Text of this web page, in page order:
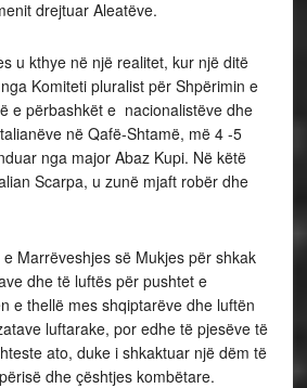
drejtuar Aleatëve.
u kthye në një realitet, kur një ditë
Komiteti pluralist për Shpërimin e
e përbashkët e nacionalistëve dhe
në Qafë-Shtamë, më 4 -5
nga major Abaz Kupi. Në këtë
Scarpa, u zunë mjaft robër dhe
Marrëveshjes së Mukjes për shkak
dhe të luftës për pushtet e
e thellë mes shqiptarëve dhe luftën
luftarake, por edhe të pjesëve të
ato, duke i shkaktuar një dëm të
dhe çështjes kombëtare.